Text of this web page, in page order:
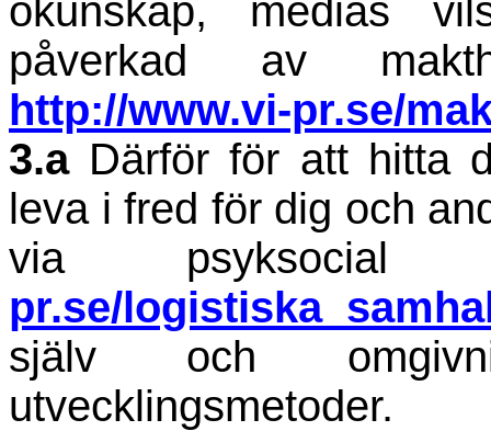
okunskap, medias
påverkad av
http://www.vi-pr.se/
3.aDärför för att hitta
leva i fred för dig och
via
pr.se/
själv och
utvecklingsmetoder.